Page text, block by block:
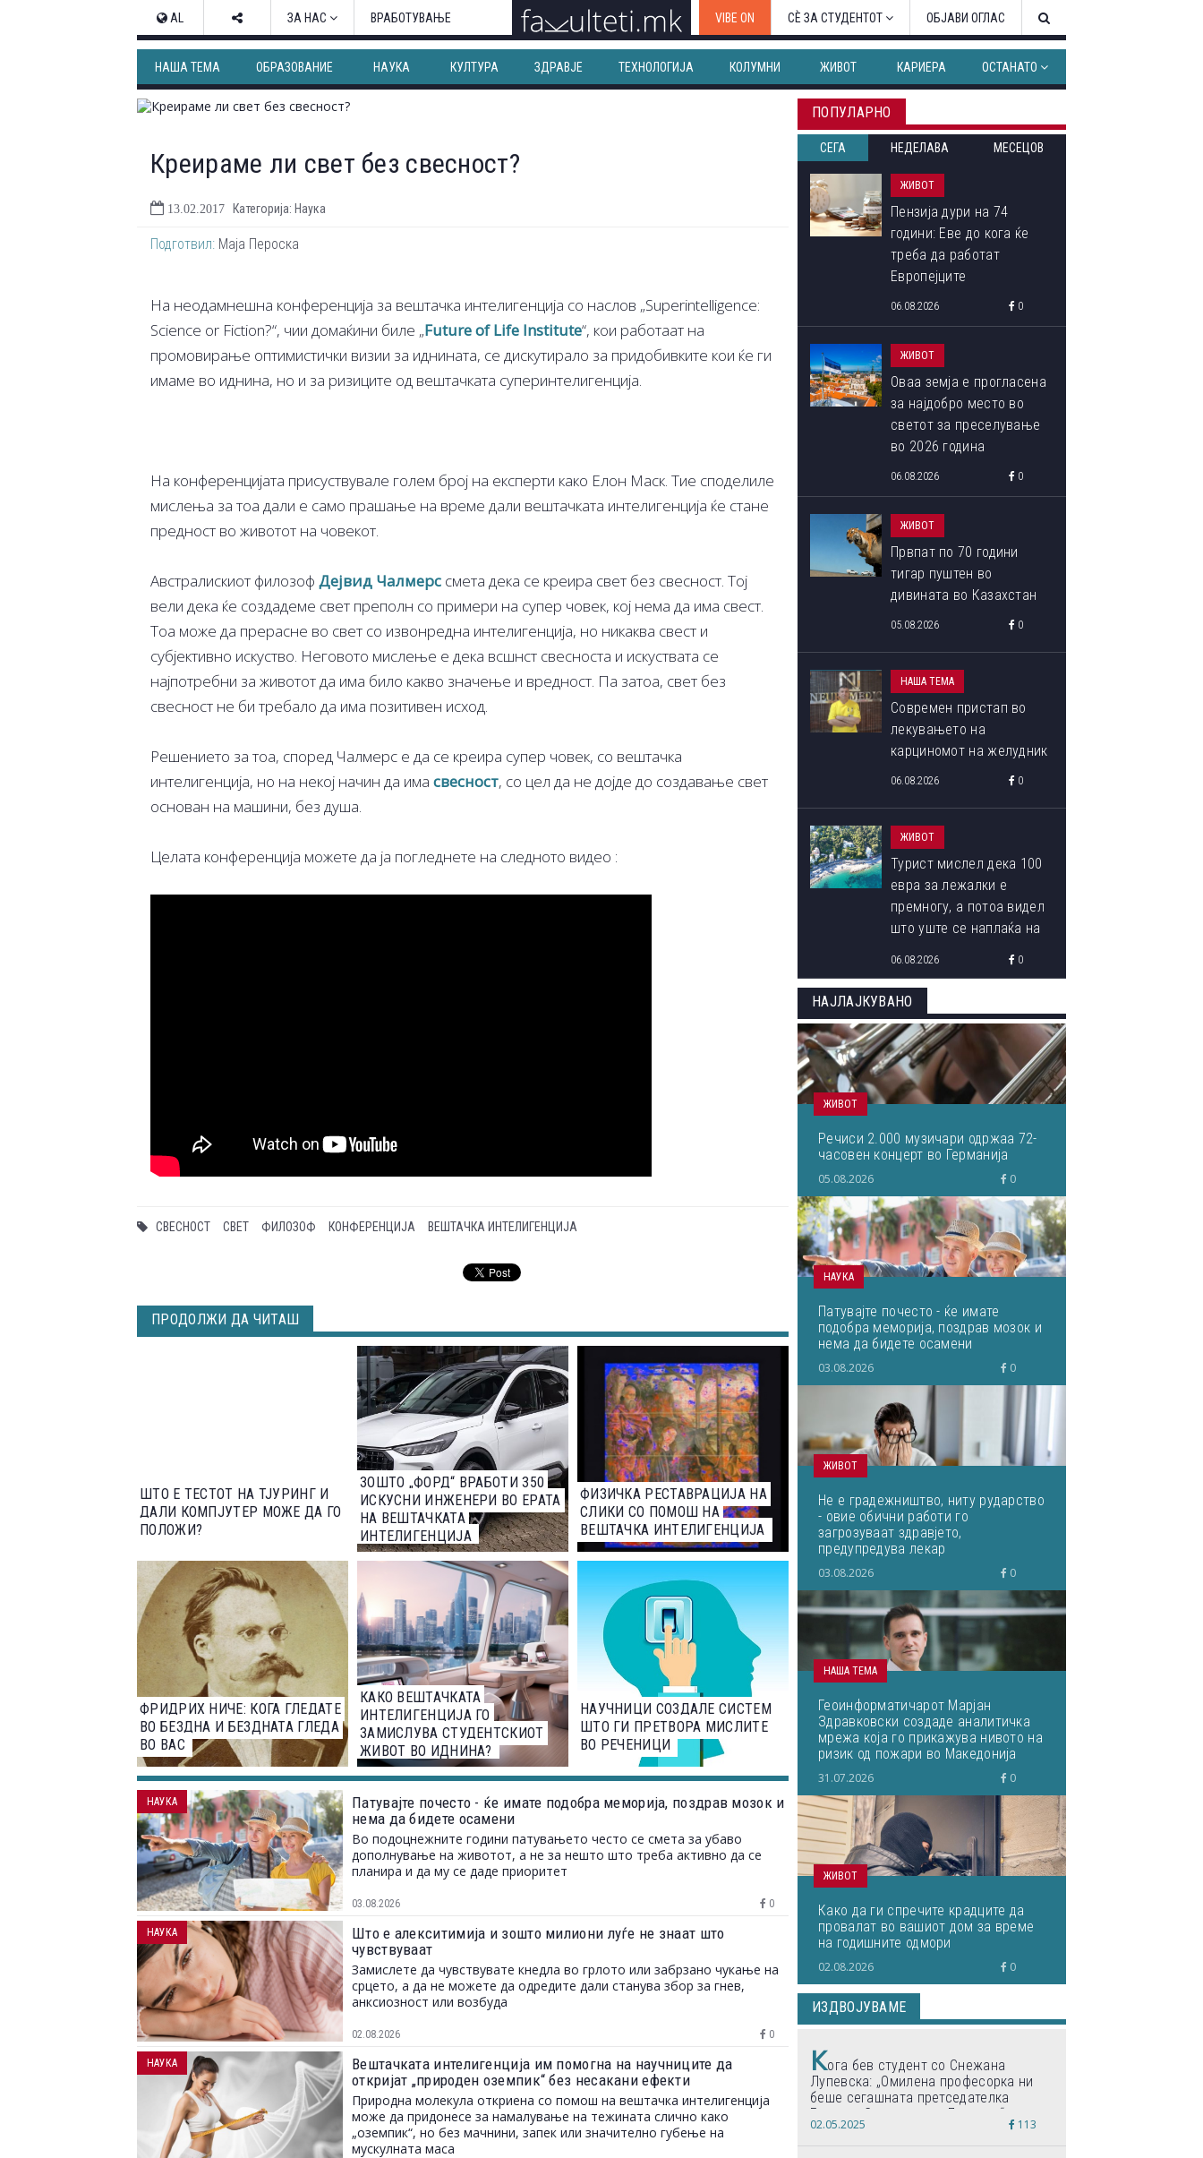
AL ЗА НАС ВРАБОТУВАЊЕ VIBE ON СЀ ЗА СТУДЕНТОТ ОБЈАВИ ОГЛАС
НАША ТЕМА ОБРАЗОВАНИЕ НАУКА КУЛТУРА ЗДРАВЈЕ ТЕХНОЛОГИЈА КОЛУМНИ ЖИВОТ КАРИЕРА ОСТАНАТО
Креираме ли свет без свесност?
13.02.2017 Категорија: Наука
Подготвил: Маја Пероска
На неодамнешна конференција за вештачка интелигенција со наслов „Superintelligence:
Science or Fiction?“, чии домаќини биле „Future of Life Institute“, кои работаат на
промовирање оптимистички визии за иднината, се дискутирало за придобивките кои ќе ги
имаме во иднина, но и за ризиците од вештачката суперинтелигенција.
На конференцијата присуствувале голем број на експерти како Елон Маск. Тие споделиле
мислења за тоа дали е само прашање на време дали вештачката интелигенција ќе стане
предност во животот на човекот.
Австралискиот филозоф Дејвид Чалмерс смета дека се креира свет без свесност. Тој
вели дека ќе создадеме свет преполн со примери на супер човек, кој нема да има свест.
Тоа може да прерасне во свет со извонредна интелигенција, но никаква свест и
субјективно искуство. Неговото мислење е дека всшнст свесноста и искуствата се
најпотребни за животот да има било какво значење и вредност. Па затоа, свет без
свесност не би требало да има позитивен исход.
Решението за тоа, според Чалмерс е да се креира супер човек, со вештачка
интелигенција, но на некој начин да има свесност, со цел да не дојде до создавање свет
основан на машини, без душа.
Целата конференција можете да ја погледнете на следното видео :
СВЕСНОСТ СВЕТ ФИЛОЗОФ КОНФЕРЕНЦИЈА ВЕШТАЧКА ИНТЕЛИГЕНЦИЈА
ПРОДОЛЖИ ДА ЧИТАШ
ШТО Е ТЕСТОТ НА ТЈУРИНГ И
ДАЛИ КОМПЈУТЕР МОЖЕ ДА ГО
ПОЛОЖИ?
ЗОШТО „ФОРД“ ВРАБОТИ 350
ИСКУСНИ ИНЖЕНЕРИ ВО ЕРАТА
НА ВЕШТАЧКАТА
ИНТЕЛИГЕНЦИЈА
ФИЗИЧКА РЕСТАВРАЦИЈА НА
СЛИКИ СО ПОМОШ НА
ВЕШТАЧКА ИНТЕЛИГЕНЦИЈА
ФРИДРИХ НИЧЕ: КОГА ГЛЕДАТЕ
ВО БЕЗДНА И БЕЗДНАТА ГЛЕДА
ВО ВАС
КАКО ВЕШТАЧКАТА
ИНТЕЛИГЕНЦИЈА ГО
ЗАМИСЛУВА СТУДЕНТСКИОТ
ЖИВОТ ВО ИДНИНА?
НАУЧНИЦИ СОЗДАЛЕ СИСТЕМ
ШТО ГИ ПРЕТВОРА МИСЛИТЕ
ВО РЕЧЕНИЦИ
Патувајте почесто - ќе имате подобра меморија, поздрав мозок и
нема да бидете осамени
Во подоцнежните години патувањето често се смета за убаво
дополнување на животот, а не за нешто што треба активно да се
планира и да му се даде приоритет
03.08.2026 0
НАУКА
Што е алекситимија и зошто милиони луѓе не знаат што
чувствуваат
Замислете да чувствувате кнедла во грлото или забрзано чукање на
срцето, а да не можете да одредите дали станува збор за гнев,
анксиозност или возбуда
02.08.2026 0
НАУКА
Вештачката интелигенција им помогна на научниците да
откријат „природен оземпик“ без несакани ефекти
Природна молекула откриена со помош на вештачка интелигенција
може да придонесе за намалување на тежината слично како
„оземпик“, но без мачнини, запек или значително губење на
мускулната маса
НАУКА
ПОПУЛАРНО
СЕГА НЕДЕЛАВА МЕСЕЦОВ
ЖИВОТ
Пензија дури на 74
години: Еве до кога ќе
треба да работат
Европејците
06.08.2026 0
ЖИВОТ
Оваа земја е прогласена
за најдобро место во
светот за преселување
во 2026 година
06.08.2026 0
ЖИВОТ
Првпат по 70 години
тигар пуштен во
дивината во Казахстан
05.08.2026 0
НАША ТЕМА
Современ пристап во
лекувањето на
карциномот на желудник
06.08.2026 0
ЖИВОТ
Турист мислел дека 100
евра за лежалки е
премногу, а потоа видел
што уште се наплаќа на
06.08.2026 0
НАЈЛАЈКУВАНО
ЖИВОТ
Речиси 2.000 музичари одржаа 72-
часовен концерт во Германија
05.08.2026 0
НАУКА
Патувајте почесто - ќе имате
подобра меморија, поздрав мозок и
нема да бидете осамени
03.08.2026 0
ЖИВОТ
Не е градежништво, ниту рударство
- овие обични работи го
загрозуваат здравјето,
предупредува лекар
03.08.2026 0
НАША ТЕМА
Геоинформатичарот Марјан
Здравковски создаде аналитичка
мрежа која го прикажува нивото на
ризик од пожари во Македонија
31.07.2026 0
ЖИВОТ
Како да ги спречите крадците да
провалат во вашиот дом за време
на годишните одмори
02.08.2026 0
ИЗДВОЈУВАМЕ
Кога бев студент со Снежана
Лупевска: „Омилена професорка ни
беше сегашната претседателка
Гордана Сиљановска-Давкова“
02.05.2025 113